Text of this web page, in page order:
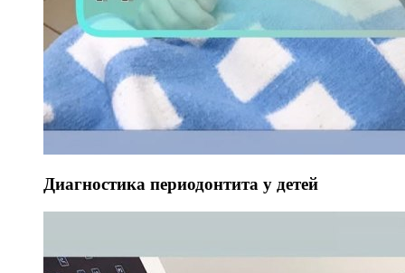
Диагностика периодонтита у детей